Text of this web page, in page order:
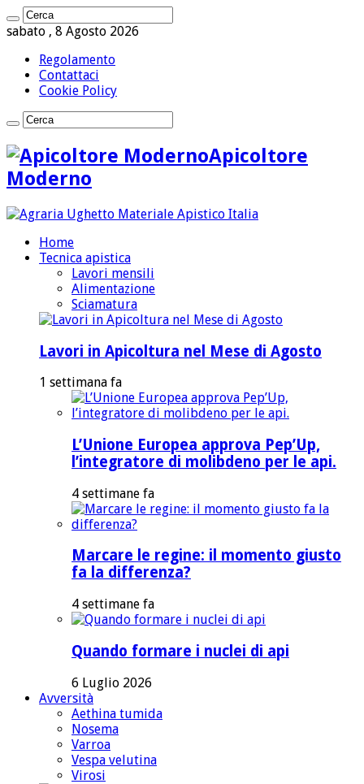
sabato , 8 Agosto 2026
Regolamento
Contattaci
Cookie Policy
Apicoltore
Moderno
Home
Tecnica apistica
Lavori mensili
Alimentazione
Sciamatura
Lavori in Apicoltura nel Mese di Agosto
1 settimana fa
L’Unione Europea approva Pep’Up,
l’integratore di molibdeno per le api.
4 settimane fa
Marcare le regine: il momento giusto
fa la differenza?
4 settimane fa
Quando formare i nuclei di api
6 Luglio 2026
Avversità
Aethina tumida
Nosema
Varroa
Vespa velutina
Virosi